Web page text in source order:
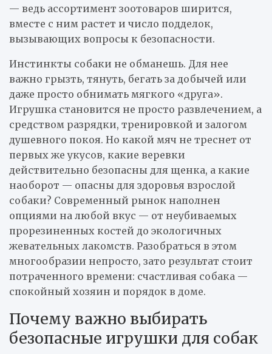
— ведь ассортимент зоотоваров ширится,
вместе с ним растет и число подделок,
вызывающих вопросы к безопасности.
Инстинкты собаки не обманешь. Для нее
важно грызть, тянуть, бегать за добычей или
даже просто обнимать мягкого «друга».
Игрушка становится не просто развлечением, а
средством разрядки, тренировкой и залогом
душевного покоя. Но какой мяч не треснет от
первых же укусов, какие веревки
действительно безопасны для щенка, а какие
наоборот — опасны для здоровья взрослой
собаки? Современный рынок наполнен
опциями на любой вкус — от неубиваемых
прорезиненных костей до экологичных
жевательных лакомств. Разобраться в этом
многообразии непросто, зато результат стоит
потраченного времени: счастливая собака —
спокойный хозяин и порядок в доме.
Почему важно выбирать
безопасные игрушки для собак